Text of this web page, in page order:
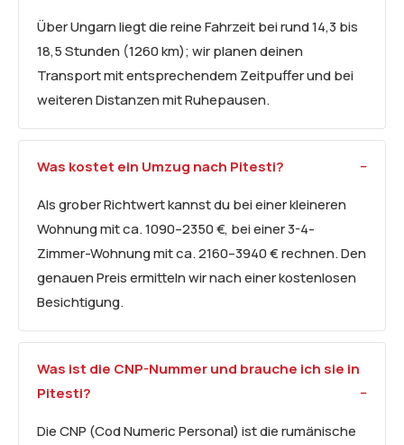
Über Ungarn liegt die reine Fahrzeit bei rund 14,3 bis
18,5 Stunden (1260 km); wir planen deinen
Transport mit entsprechendem Zeitpuffer und bei
weiteren Distanzen mit Ruhepausen.
Was kostet ein Umzug nach Pitesti?
Als grober Richtwert kannst du bei einer kleineren
Wohnung mit ca. 1090–2350 €, bei einer 3-4-
Zimmer-Wohnung mit ca. 2160–3940 € rechnen. Den
genauen Preis ermitteln wir nach einer kostenlosen
Besichtigung.
Was ist die CNP-Nummer und brauche ich sie in
Pitesti?
Die CNP (Cod Numeric Personal) ist die rumänische